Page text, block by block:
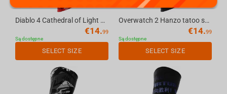
Diablo 4 Cathedral of Light seamless gaming arm sleeve red, L
€14.99
Są dostępne
SELECT SIZE
Overwatch 2 Hanzo tatoo seamless gaming arm sleeve, XL
€14.99
Są dostępne
SELECT SIZE